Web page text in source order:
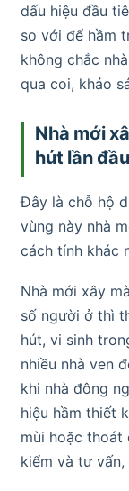
dấu hiệu đầu
so với để hầm
không chắc
qua coi, khảo
Nhà mới
hút lần
Đây là chỗ hộ
vùng này nhà
cách tính khác
Nhà mới xây
số người ở thì
hút, vi sinh
nhiều nhà ven
khi nhà đông
hiệu hầm thiết
mùi hoặc thoát
kiểm và tư